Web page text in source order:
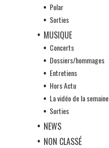
Polar
Sorties
MUSIQUE
Concerts
Dossiers/hommages
Entretiens
Hors Actu
La vidéo de la semaine
Sorties
NEWS
NON CLASSÉ